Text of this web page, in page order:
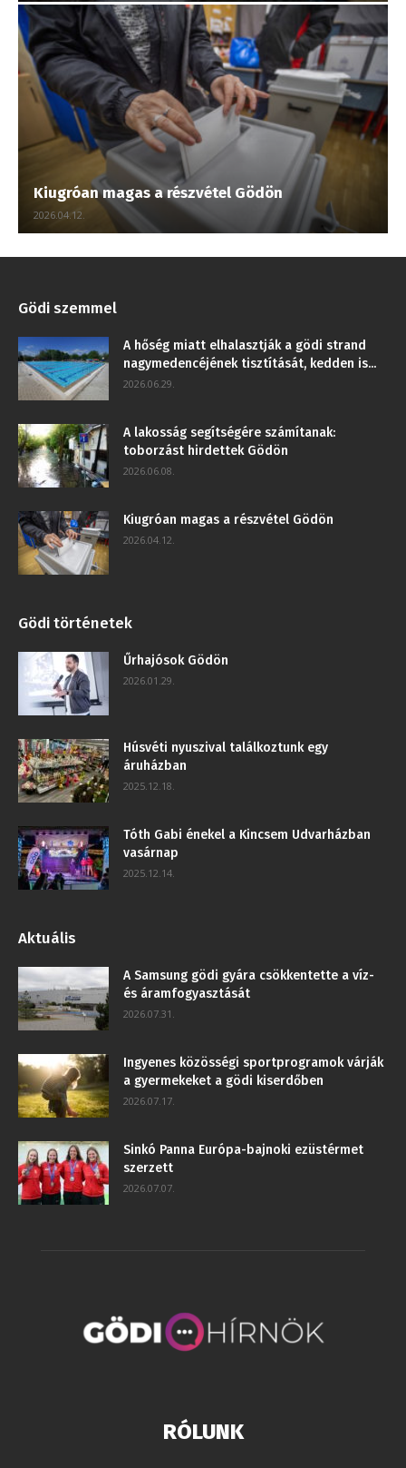
Kiugróan magas a részvétel Gödön
2026.04.12.
Gödi szemmel
A hőség miatt elhalasztják a gödi strand
nagymedencéjének tisztítását, kedden is...
2026.06.29.
A lakosság segítségére számítanak:
toborzást hirdettek Gödön
2026.06.08.
Kiugróan magas a részvétel Gödön
2026.04.12.
Gödi történetek
Űrhajósok Gödön
2026.01.29.
Húsvéti nyuszival találkoztunk egy
áruházban
2025.12.18.
Tóth Gabi énekel a Kincsem Udvarházban
vasárnap
2025.12.14.
Aktuális
A Samsung gödi gyára csökkentette a víz-
és áramfogyasztását
2026.07.31.
Ingyenes közösségi sportprogramok várják
a gyermekeket a gödi kiserdőben
2026.07.17.
Sinkó Panna Európa-bajnoki ezüstérmet
szerzett
2026.07.07.
RÓLUNK